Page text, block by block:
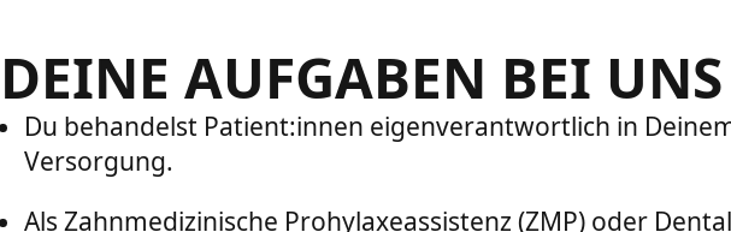
DEINE AUFGABEN BEI UNS
Du behandelst Patient:innen eigenverantwortlich in
Versorgung.
Als Zahnmedizinische Prohylaxeassistenz (ZMP) oder